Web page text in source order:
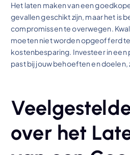
Het laten maken van een
gevallen geschikt zijn, maar het is
compromissen te overwegen.
moeten niet worden opgeofferd
kostenbesparing. Investeer in
past bij jouw behoeften en doelen,
over het